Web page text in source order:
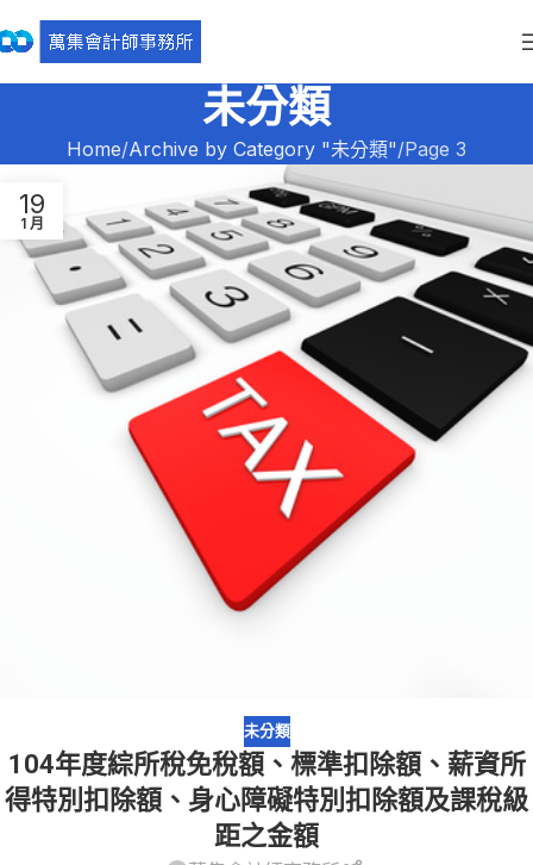
未分類
Home Archive by Category "未分類" Page 3
19
1 月
未分類
104年度綜所稅免稅額、標準扣除額、薪資所
得特別扣除額、身心障礙特別扣除額及課稅級
距之金額